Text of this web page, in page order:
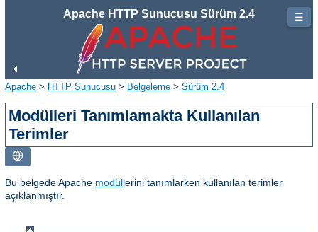
Apache HTTP Sunucusu Sürüm 2.4
Apache > HTTP Sunucusu > Belgeleme > Sürüm 2.4
Modülleri Tanımlamakta Kullanılan
Terimler
Bu belgede Apache modüllerini tanımlarken kullanılan terimler
açıklanmıştır.
☰